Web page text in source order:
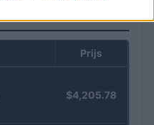
Prijs
$4,205.78